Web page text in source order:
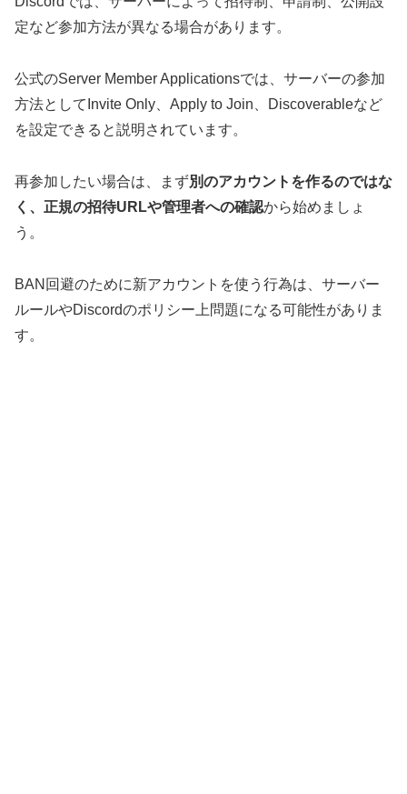
定など参加方法が異なる場合があります。
公式のServer Member Applicationsでは、サーバーの参加
方法としてInvite Only、Apply to Join、Discoverableなど
を設定できると説明されています。
再参加したい場合は、まず別のアカウントを作るのではな
く、正規の招待URLや管理者への確認から始めましょ
う。
BAN回避のために新アカウントを使う行為は、サーバー
ルールやDiscordのポリシー上問題になる可能性がありま
す。